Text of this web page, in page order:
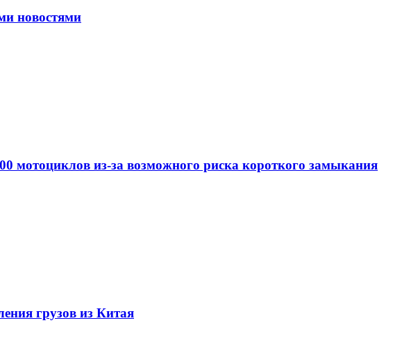
новостями
мотоциклов из-за возможного риска короткого замыкания
грузов из Китая